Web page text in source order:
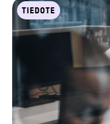
TIEDOTE